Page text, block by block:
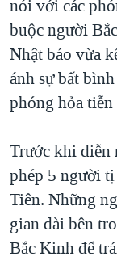
nói với các
buộc người
Nhật báo vừa
ánh sự bất
phóng hỏa
Trước khi diễn
phép 5 người
Tiên. Những
gian dài bên
Bắc Kinh để